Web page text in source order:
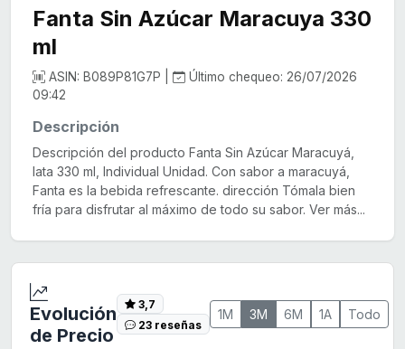
Fanta Sin Azúcar Maracuya 330
ml
ASIN: B089P81G7P |
Último chequeo: 26/07/2026
09:42
Descripción
Descripción del producto Fanta Sin Azúcar Maracuyá,
lata 330 ml, Individual Unidad. Con sabor a maracuyá,
Fanta es la bebida refrescante. dirección Tómala bien
fría para disfrutar al máximo de todo su sabor. Ver más...
Evolución
de Precio
3,7
23 reseñas
1M 3M 6M 1A Todo